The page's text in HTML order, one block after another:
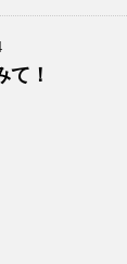
て！